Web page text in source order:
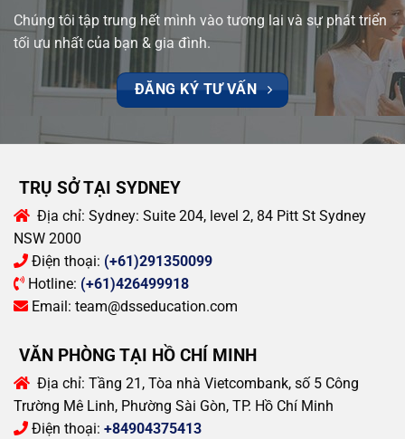
Chúng tôi tập trung hết mình vào tương lai và sự phát triển
tối ưu nhất của bạn & gia đình.
ĐĂNG KÝ TƯ VẤN
TRỤ SỞ TẠI SYDNEY
Địa chỉ: Sydney: Suite 204, level 2, 84 Pitt St Sydney
NSW 2000
Điện thoại: (+61)291350099
Hotline: (+61)426499918
Email: team@dsseducation.com
VĂN PHÒNG TẠI HỒ CHÍ MINH
Địa chỉ: Tầng 21, Tòa nhà Vietcombank, số 5 Công
Trường Mê Linh, Phường Sài Gòn, TP. Hồ Chí Minh
Điện thoại: +84904375413